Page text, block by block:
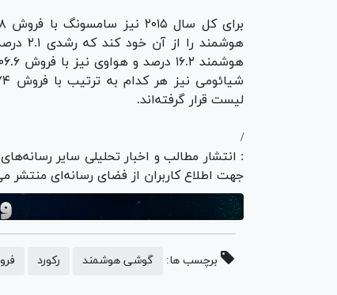
لیست قرار گرفته‌اند.
/
: انتشار مطالب و اخبار تحلیلی سایر
جهت اطلاع کاربران از فضای رسانه‌ای منتشر
برچسب ها: گوشی هوشمند رکورد